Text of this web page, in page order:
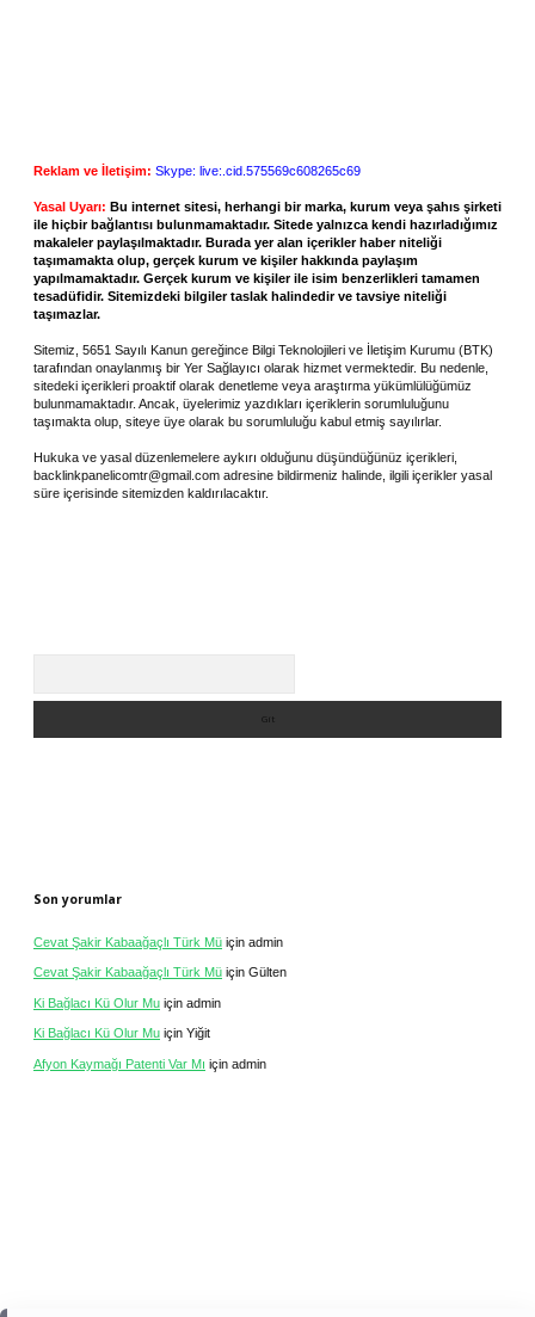
Reklam ve İletişim: Skype: live:.cid.575569c608265c69
Yasal Uyarı: Bu internet sitesi, herhangi bir marka, kurum veya şahıs şirketi
ile hiçbir bağlantısı bulunmamaktadır. Sitede yalnızca kendi hazırladığımız
makaleler paylaşılmaktadır. Burada yer alan içerikler haber niteliği
taşımamakta olup, gerçek kurum ve kişiler hakkında paylaşım
yapılmamaktadır. Gerçek kurum ve kişiler ile isim benzerlikleri tamamen
tesadüfidir. Sitemizdeki bilgiler taslak halindedir ve tavsiye niteliği
taşımazlar.
Sitemiz, 5651 Sayılı Kanun gereğince Bilgi Teknolojileri ve İletişim Kurumu (BTK)
tarafından onaylanmış bir Yer Sağlayıcı olarak hizmet vermektedir. Bu nedenle,
sitedeki içerikleri proaktif olarak denetleme veya araştırma yükümlülüğümüz
bulunmamaktadır. Ancak, üyelerimiz yazdıkları içeriklerin sorumluluğunu
taşımakta olup, siteye üye olarak bu sorumluluğu kabul etmiş sayılırlar.
Hukuka ve yasal düzenlemelere aykırı olduğunu düşündüğünüz içerikleri,
backlinkpanelicomtr@gmail.com adresine bildirmeniz halinde, ilgili içerikler yasal
süre içerisinde sitemizden kaldırılacaktır.
Son yorumlar
Cevat Şakir Kabaağaçlı Türk Mü için admin
Cevat Şakir Kabaağaçlı Türk Mü için Gülten
Ki Bağlacı Kü Olur Mu için admin
Ki Bağlacı Kü Olur Mu için Yiğit
Afyon Kaymağı Patenti Var Mı için admin